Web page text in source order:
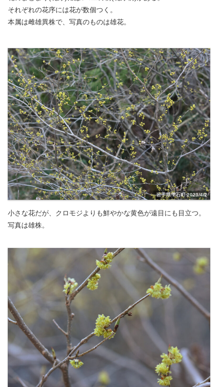
それぞれの花序には花が数個つく。
本属は雌雄異株で、写真のものは雄花。
岩手県雫石町 2023/4/2
小さな花だが、クロモジよりも鮮やかな黄色が遠目にも目立つ。
写真は雄株。